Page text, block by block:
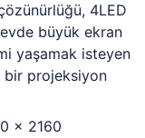
4LED
evde büyük ekran
yaşamak isteyen
bir projeksiyon
× 2160